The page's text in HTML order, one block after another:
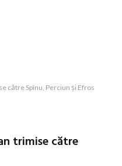
către Spînu, Perciun și Efros
trimise către